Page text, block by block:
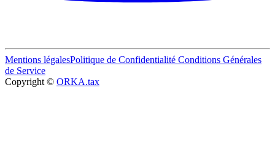
Mentions légalesPolitique de Confidentialité Conditions Générales
de Service
Copyright © ORKA.tax